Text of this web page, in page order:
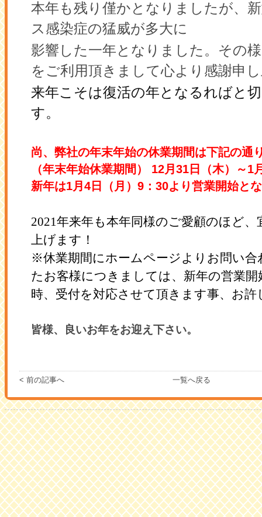
本年も残り僅かとなりましたが、
ス感染症の猛威が多大に
影響した一年となりました。その
をご利用頂きまして心より感謝申
来年こそは復活の年となるればと
す。
尚、弊社の年末年始の休業期間は下記の通
（年末年始休業期間）
12月31日（木）～1
新年は1月 4 日（月） 9 ： 30より営業開始と
2021年来年も本年同様のご愛顧のほど
上げます！
※休業期間にホームページよりお問い合
たお客様につきましては、新年の営業
時、受付を対応させて頂きます事、お許
皆様、良いお年をお迎え下さい。
< 前の記事へ 一覧へ戻る